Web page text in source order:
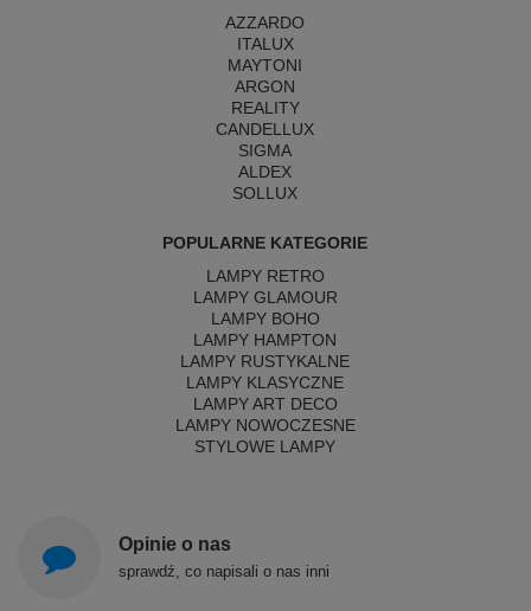
AZZARDO
ITALUX
MAYTONI
ARGON
REALITY
CANDELLUX
SIGMA
ALDEX
SOLLUX
POPULARNE KATEGORIE
LAMPY RETRO
LAMPY GLAMOUR
LAMPY BOHO
LAMPY HAMPTON
LAMPY RUSTYKALNE
LAMPY KLASYCZNE
LAMPY ART DECO
LAMPY NOWOCZESNE
STYLOWE LAMPY
Opinie o nas
sprawdź, co napisali o nas inni